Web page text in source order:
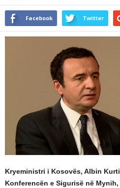
Facebook Twitter
Kryeministri i Kosovës, Albin
Konferencën e Sigurisë në